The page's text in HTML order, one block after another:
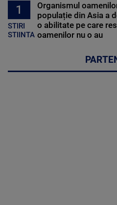
1
STIRI
STIINTA
Organismul
populație din Asia a
o abilitate pe care
oamenilor nu o au